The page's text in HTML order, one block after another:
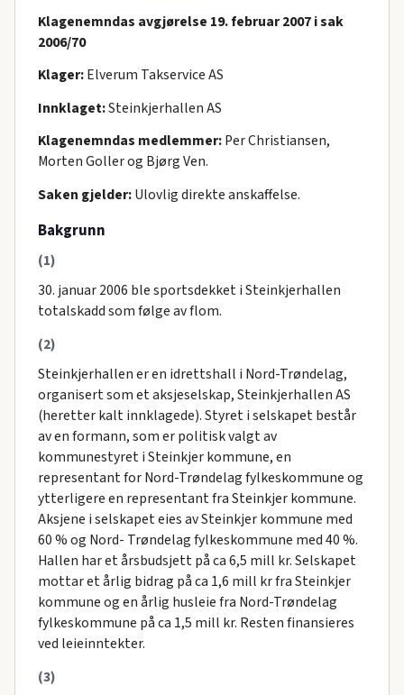
Klagenemndas avgjørelse 19. februar 2007 i sak
2006/70
Klager:Elverum Takservice AS
Innklaget:Steinkjerhallen AS
Klagenemndas medlemmer:Per Christiansen,
Morten Goller og Bjørg Ven.
Saken gjelder:Ulovlig direkte anskaffelse.
Bakgrunn
(1)
30. januar 2006 ble sportsdekket i Steinkjerhallen
totalskadd som følge av flom.
(2)
Steinkjerhallen er en idrettshall i Nord-Trøndelag,
organisert som et aksjeselskap, Steinkjerhallen AS
(heretter kalt innklagede). Styret i selskapet består
av en formann, som er politisk valgt av
kommunestyret i Steinkjer kommune, en
representant for Nord-Trøndelag fylkeskommune og
ytterligere en representant fra Steinkjer kommune.
Aksjene i selskapet eies av Steinkjer kommune med
60 % og Nord- Trøndelag fylkeskommune med 40 %.
Hallen har et årsbudsjett på ca 6,5 mill kr. Selskapet
mottar et årlig bidrag på ca 1,6 mill kr fra Steinkjer
kommune og en årlig husleie fra Nord-Trøndelag
fylkeskommune på ca 1,5 mill kr. Resten finansieres
ved leieinntekter.
(3)